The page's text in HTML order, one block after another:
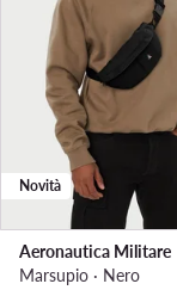
Novità
Aeronautica Militare
Marsupio · Nero